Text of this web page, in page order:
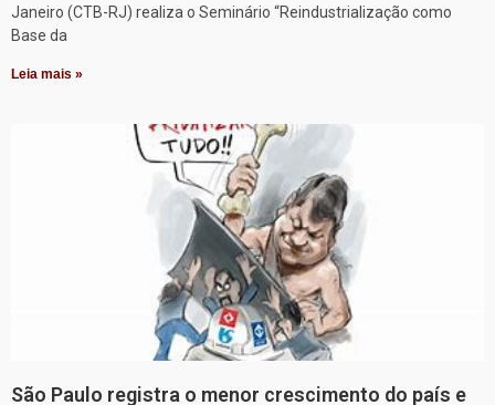
Janeiro (CTB-RJ) realiza o Seminário “Reindustrialização como
Base da
Leia mais »
São Paulo registra o menor crescimento do país e